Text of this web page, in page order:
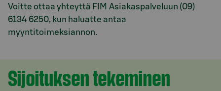
Voitte ottaa yhteyttä FIM Asiakaspalveluun (09)
6134 6250, kun haluatte antaa
myyntitoimeksiannon.
Osio otsikolla
Sijoituksen tekeminen